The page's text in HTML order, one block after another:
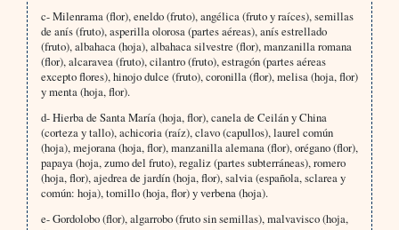
c- Milenrama (flor), eneldo (fruto), angélica (fruto y raíces), semillas
de anís (fruto), asperilla olorosa (partes aéreas), anís estrellado
(fruto), albahaca (hoja), albahaca silvestre (flor), manzanilla romana
(flor), alcaravea (fruto), cilantro (fruto), estragón (partes aéreas
excepto flores), hinojo dulce (fruto), coronilla (flor), melisa (hoja, flor)
y menta (hoja, flor).
d- Hierba de Santa María (hoja, flor), canela de Ceilán y China
(corteza y tallo), achicoria (raíz), clavo (capullos), laurel común
(hoja), mejorana (hoja, flor), manzanilla alemana (flor), orégano (flor),
papaya (hoja, zumo del fruto), regaliz (partes subterráneas), romero
(hoja, flor), ajedrea de jardín (hoja, flor), salvia (española, sclarea y
común: hoja), tomillo (hoja, flor) y verbena (hoja).
e- Gordolobo (flor), algarrobo (fruto sin semillas), malvavisco (hoja,